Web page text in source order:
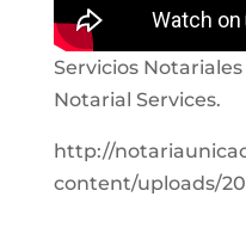
Servicios
Notarial Services.
http://
content/uploads/